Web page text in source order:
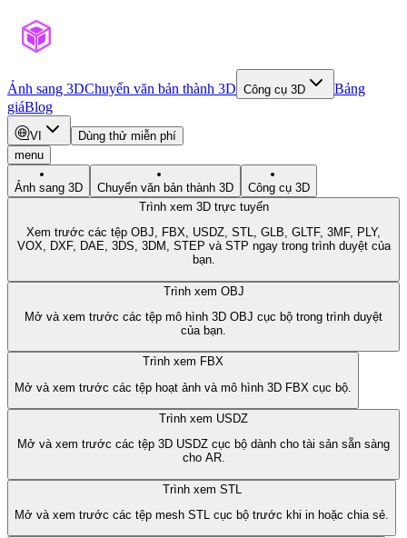
Ảnh sang 3DChuyển văn bản thành 3D Công cụ 3D
Bảng
giáBlog
VI
Dùng thử miễn phí
menu
Ảnh sang 3D Chuyển văn bản thành 3D
Công cụ 3D
Trình xem 3D trực tuyến
Xem trước các tệp OBJ, FBX, USDZ, STL, GLB, GLTF, 3MF, PLY,
VOX, DXF, DAE, 3DS, 3DM, STEP và STP ngay trong trình duyệt của
bạn.
Trình xem OBJ
Mở và xem trước các tệp mô hình 3D OBJ cục bộ trong trình duyệt
của bạn.
Trình xem FBX
Mở và xem trước các tệp hoạt ảnh và mô hình 3D FBX cục bộ.
Trình xem USDZ
Mở và xem trước các tệp 3D USDZ cục bộ dành cho tài sản sẵn sàng
cho AR.
Trình xem STL
Mở và xem trước các tệp mesh STL cục bộ trước khi in hoặc chia sẻ.